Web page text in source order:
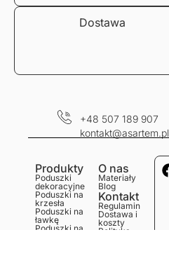
Dostawa
+48 507 189 907
kontakt@asartem.pl
Produkty
Poduszki
dekoracyjne
Poduszki na
krzesła
Poduszki na
ławkę
Poduszki na
O nas
Materiały
Blog
Kontakt
Regulamin
Dostawa i
koszty
Polityka